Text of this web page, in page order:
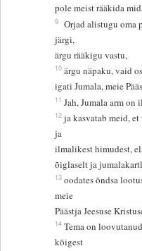
pole meist rääkida
9 Orjad alistugu oma
järgi,
ärgu rääkigu vastu,
10 ärgu näpaku, vaid
igati Jumala, meie
11 Jah, Jumala arm
12 ja kasvatab meid,
ja
ilmalikest himudest,
õiglaselt ja
13 oodates õndsa
meie
Päästja Jeesuse
14 Tema on
kõigest